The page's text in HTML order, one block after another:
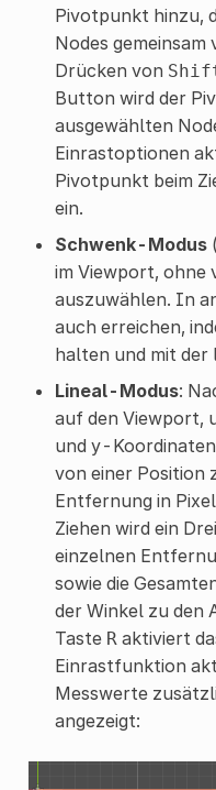
Pivotpunkt hinzu,
Nodes
Drücken von
Button wird der
ausgewählten
Einrastoptionen
Pivotpunkt beim
ein.
Schwenk-Modus(
im Viewport, ohne
auszuwählen. In
auch erreichen,
halten und mit der
Lineal-Modus:
auf den Viewport,
und y-
von einer Position
Entfernung in
Ziehen wird ein
einzelnen
sowie die
der Winkel zu den
Taste R aktiviert
Einrastfunktion
Messwerte
angezeigt: